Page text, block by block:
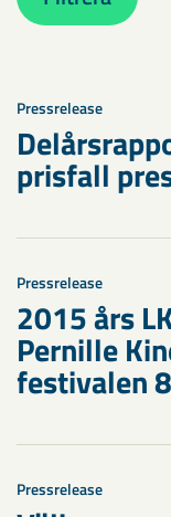
Pressrelease
prisfall
Pressrelease
2015 års
Pernille
festivalen
Pressrelease